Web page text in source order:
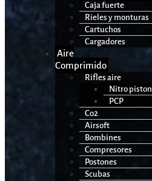
Caja fuerte
Rieles y monturas
Cartuchos
Cargadores
Aire
Comprimido
Rifles aire
Nitro piston
PCP
Co2
Airsoft
Bombines
Compresores
Postones
Scubas